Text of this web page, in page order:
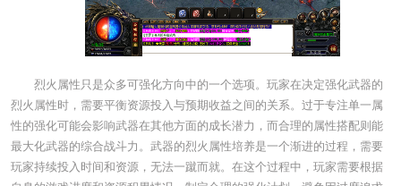
烈火属性只是众多可强化方向中的一个选项。玩家在决定强化武器的
烈火属性时，需要平衡资源投入与预期收益之间的关系。过于专注单一属
性的强化可能会影响武器在其他方面的成长潜力，而合理的属性搭配则能
最大化武器的综合战斗力。武器的烈火属性培养是一个渐进的过程，需要
玩家持续投入时间和资源，无法一蹴而就。在这个过程中，玩家需要根据